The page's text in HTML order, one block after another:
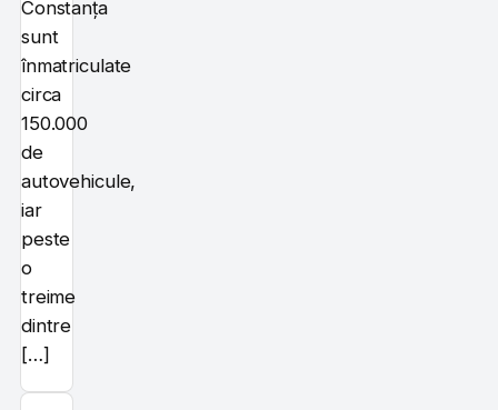
Constanța
sunt
înmatriculate
circa
150.000
de
autovehicule,
iar
peste
o
treime
dintre
[…]